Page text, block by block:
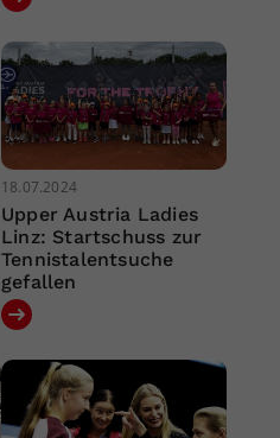
18.07.2024
Upper Austria Ladies
Linz: Startschuss zur
Tennistalentsuche
gefallen